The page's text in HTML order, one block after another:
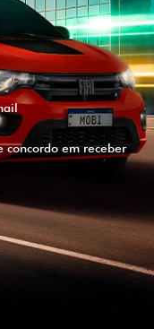
concordo em receber